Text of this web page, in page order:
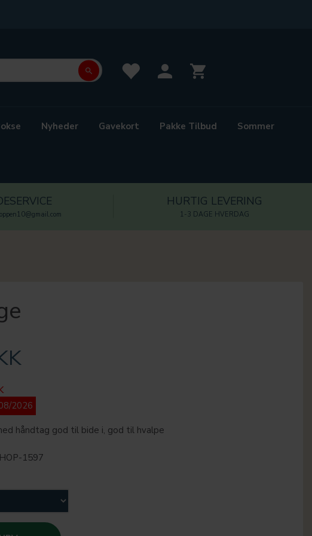
Nyheder Gavekort Pakke Tilbud Sommer
HURTIG LEVERING
1-3 DAGE HVERDAG
2026
håndtag god til bide i, god til hvalpe
1597